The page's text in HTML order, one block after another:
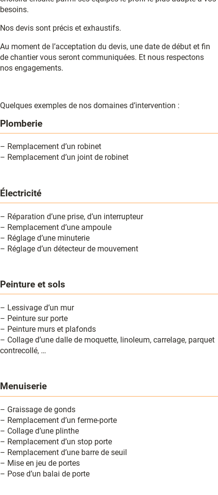
besoins.
Nos devis sont précis et exhaustifs.
Au moment de l’acceptation du devis, une date de début et fin
de chantier vous seront communiquées. Et nous respectons
nos engagements.
Quelques exemples de nos domaines d’intervention :
Plomberie
– Remplacement d’un robinet
– Remplacement d’un joint de robinet
Électricité
– Réparation d’une prise, d’un interrupteur
– Remplacement d’une ampoule
– Réglage d’une minuterie
– Réglage d’un détecteur de mouvement
Peinture et sols
– Lessivage d’un mur
– Peinture sur porte
– Peinture murs et plafonds
– Collage d’une dalle de moquette, linoleum, carrelage, parquet
contrecollé, …
Menuiserie
– Graissage de gonds
– Remplacement d’un ferme-porte
– Collage d’une plinthe
– Remplacement d’un stop porte
– Remplacement d’une barre de seuil
– Mise en jeu de portes
– Pose d’un balai de porte